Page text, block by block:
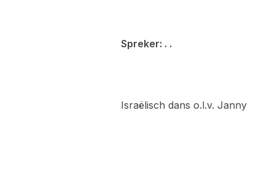
Spreker: . .
Israëlisch dans o.l.v. Janny